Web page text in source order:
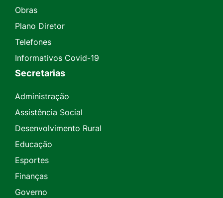
Obras
Plano Diretor
Telefones
Informativos Covid-19
Secretarias
Administração
Assistência Social
Desenvolvimento Rural
Educação
Esportes
Finanças
Governo